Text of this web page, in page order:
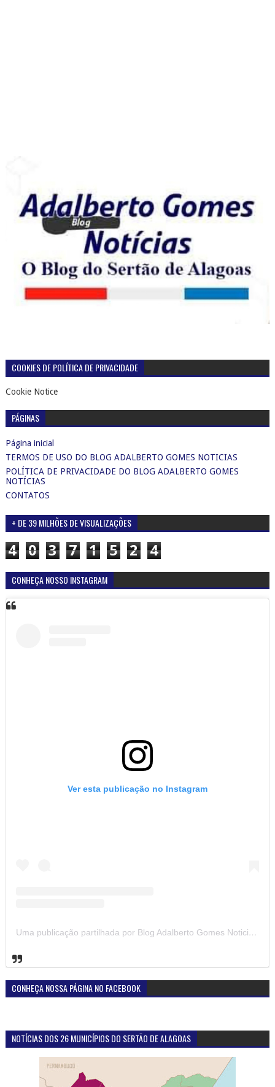
COOKIES DE POLÍTICA DE PRIVACIDADE
Cookie Notice
PÁGINAS
Página inicial
TERMOS DE USO DO BLOG ADALBERTO GOMES NOTICIAS
POLÍTICA DE PRIVACIDADE DO BLOG ADALBERTO GOMES
NOTÍCIAS
CONTATOS
+ DE 39 MILHÕES DE VISUALIZAÇÕES
4 0 3 7 1 5 2 4
CONHEÇA NOSSO INSTAGRAM
Ver esta publicação no Instagram
Uma publicação partilhada por Blog Adalberto Gomes Noticias (@blogadalbertogomesnoticiass)
CONHEÇA NOSSA PÁGINA NO FACEBOOK
NOTÍCIAS DOS 26 MUNICÍPIOS DO SERTÃO DE ALAGOAS